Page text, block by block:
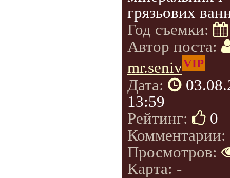
грязьових
Год съемки:
Автор поста:
mr.senivVIP
Дата:
13:59
Рейтинг:
0
Комментарии:
Просмотров:
Карта: -